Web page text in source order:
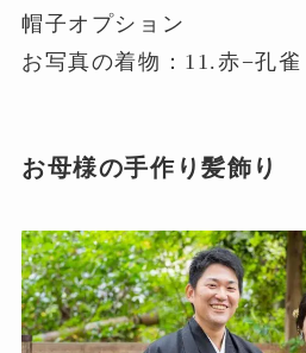
帽子オプション
お写真の着物：11.赤−孔雀
お母様の手作り髪飾り